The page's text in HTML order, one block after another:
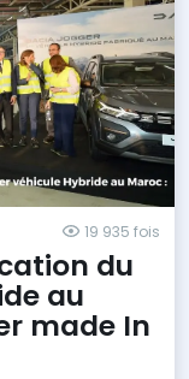
19 935 fois
du
au
made In